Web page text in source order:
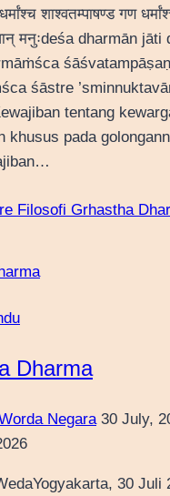
शाश्वतम्पाषण्ड गण
मनुःdeśa dharmān jāti
śāstre
tentang
khusus pada
Filosofi Grhastha
Dharma
Negara 30 July,
30 Juli